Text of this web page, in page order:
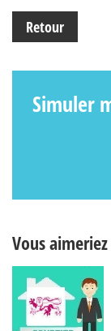
Retour
Simuler
Vous